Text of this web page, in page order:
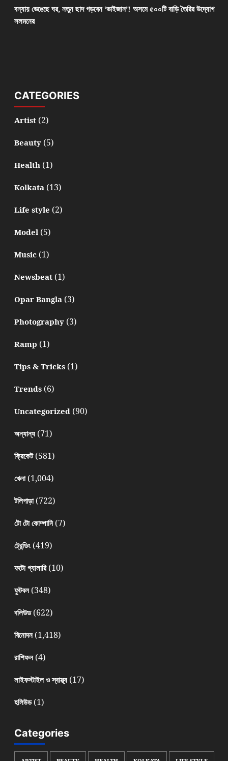
বন্যায় ভেঙেছে ঘর, নতুন ছাদ গড়বেন ‘ভাইজান’! অসমে ৫০০টি বাড়ি তৈরির উদ্যোগ
সলমনের
CATEGORIES
Artist(2)
Beauty(5)
Health(1)
Kolkata(13)
Life style (2)
Model(5)
Music(1)
Newsbeat(1)
Opar Bangla(3)
Photography(3)
Ramp (1)
Tips & Tricks(1)
Trends(6)
Uncategorized(90)
অন্যান্য(71)
ক্রিকেট(581)
খেলা(1,004)
টলিপাড়া(722)
টো টো কোম্পানি(7)
ট্রেন্ডিং(419)
ফটো গ্যালারি(10)
ফুটবল(348)
বলিউড(622)
বিনোদন(1,418)
রাশিফল(4)
লাইফস্টাইল ও স্বাস্থ্য(17)
হলিউড(1)
Categories